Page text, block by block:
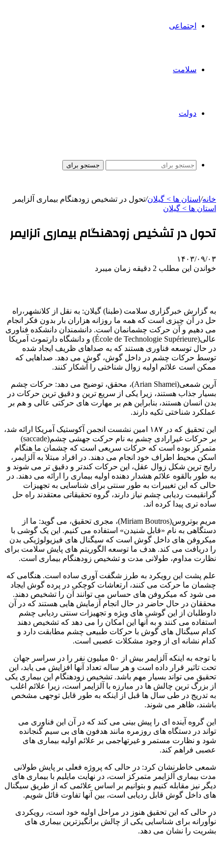
اجتماعی
سلامت
دولت
جستجو برای
خانه/ استان ها > گیلان/تحول در تشخیص زودهنگام بیماری آلزایمر
استان ها > گیلان
تحول در تشخیص زودهنگام بیماری آلزایمر
۱۴۰۳/۰۹/۰۳
خواندن این مطلب 2 دقیقه زمان میبرد
به گزارش خبرگزاری سلامت (طبنا) گیلان: به نقل از کلانشهر،راه
حل در آن چیزی است که همه ما روزانه هزاران بار بدون فکر انجام
می دهیم و آن حرکت چشمانمان است. دانشمندان دانشکده فناوری
عالی(École de Technologie Supérieure) و دانشگاه دارتموث آمریکا
در حال توسعه فناوری هستند که به صداهای ظریف ایجاد شده
توسط حرکات چشم در داخل گوش، گوش می دهد. صداهایی که
ممکن است علائم اولیه زوال شناختی را آشکار کنند.
آرین شمعی(Arian Shamei)، محقق، توضیح می دهد: حرکات چشم
بسیار جذاب هستند، زیرا یکی از سریع ترین و دقیق ترین حرکات در
بدن انسان هستند، بنابراین هم بر مهارت های حرکتی عالی و هم بر
عملکرد شناختی تکیه دارند.
این تحقیق که در ۱۸۷ امین نشست انجمن آکوستیک آمریکا ارائه شد،
بر حرکات غیرارادی چشم به نام حرکت جهشی چشم(saccade)
متمرکز بوده است که حرکات سریعی است که چشمان ما هنگام
اسکن محیط اطراف خود انجام می دهند. در افراد مبتلا به آلزایمر،
رایج ترین شکل زوال عقل، این حرکات کندتر و دقیق تر می شوند و
به طور بالقوه علائم هشدار دهنده اولیه بیماری را ارائه می دهند. در
حالی که این تغییرات به طور سنتی برای شناسایی به تجهیزات
گرانقیمت ردیابی چشم نیاز دارند، گروه تحقیقاتی معتقدند راه حل
ساده تری پیدا کرده اند.
مریم بوتروس(Miriam Boutros)، مجری تحقیق، می گوید: ما از
دستگاهی به نام «قابل شنیدن» استفاده می کنیم. این یک گوشی با
میکروفن های داخل گوش است که سیگنال های فیزیولوژیکی بدن
را دریافت می کند. هدف ما توسعه الگوریتم های پایش سلامت برای
نظارت مداوم، طولانی مدت و تشخیص زودهنگام بیماری است.
علم پشت این رویکرد به طرز شگفت آوری ساده است. هنگامی که
چشمان ما حرکت می کنند، ارتعاشات کوچکی در پرده گوش ایجاد
می شود که میکروفن های حساس می توانند آن را تشخیص دهند.
محققان در حال حاضر در حال انجام آزمایش هایی هستند که در آن
داوطلبان از این گوشی های ویژه و تجهیزات سنتی ردیابی چشم
استفاده می کنند و به آنها این امکان را می دهد که تشخیص دهند
کدام سیگنال های گوش با حرکات طبیعی چشم مطابقت دارد و
کدام نشانه ای از وجود مشکلات عصبی است.
با توجه به اینکه آلزایمر بیش از ۵۰ میلیون نفر را در سراسر جهان
تحت تاثیر قرار داده است و هر ساله تعداد آنها افزایش می یابد، این
تحقیق می تواند بسیار مهم باشد. تشخیص زودهنگام این بیماری یکی
از بزرگ ترین چالش ها در مبارزه با آلزایمر است، زیرا علائم اغلب
به تدریج در طی سال ها قبل از اینکه به طور قابل توجهی مشخص
باشند، ظاهر می شوند.
این گروه آینده ای را پیش بینی می کند که در آن این فناوری می
تواند در دستگاه های روزمره مانند هدفون های بی سیم گنجانده
شود و نظارت مستمر و غیرتهاجمی بر علائم اولیه بیماری های
عصبی فراهم کند.
شمعی خاطرنشان کرد: در حالی که پروژه فعلی بر پایش طولانی
مدت بیماری آلزایمر متمرکز است، در نهایت مایلیم با بیماری های
دیگر نیز مقابله کنیم و بتوانیم بر اساس علائمی که از طریق سیگنال
های داخل گوش قابل ردیابی است، بین آنها تفاوت قائل شویم.
در حالی که این تحقیق هنوز در مراحل اولیه خود است، رویکردی
نوآورانه برای شناسایی یکی از چالش برانگیزترین بیماری های
بشریت را نشان می دهد.